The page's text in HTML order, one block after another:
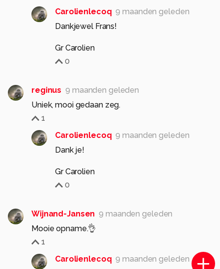
Carolienlecoq 9 maanden geleden
Dankjewel Frans!
Gr Carolien
0
reginus 9 maanden geleden
Uniek, mooi gedaan zeg.
1
Carolienlecoq 9 maanden geleden
Dank je!
Gr Carolien
0
Wijnand-Jansen 9 maanden geleden
Mooie opname.👌
1
Carolienlecoq 9 maanden geleden